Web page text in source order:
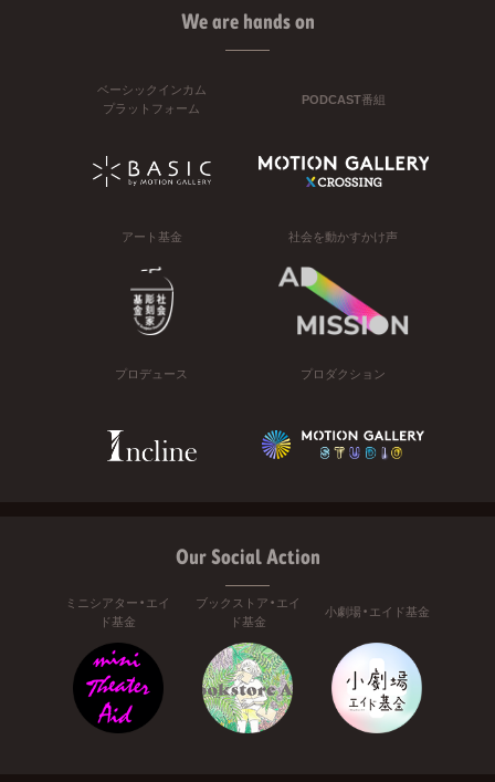
We are hands on
ベーシックインカム
プラットフォーム
PODCAST番組
アート基金 社会を動かすかけ声
プロデュース プロダクション
Our Social Action
ミニシアター・エイ
ド基金
ブックストア・エイ
ド基金
小劇場・エイド基金